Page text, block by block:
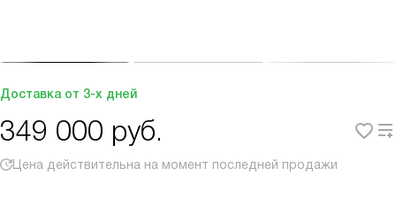
Доставка от 3-х дней
349 000 руб.
Цена действительна на момент последней продажи